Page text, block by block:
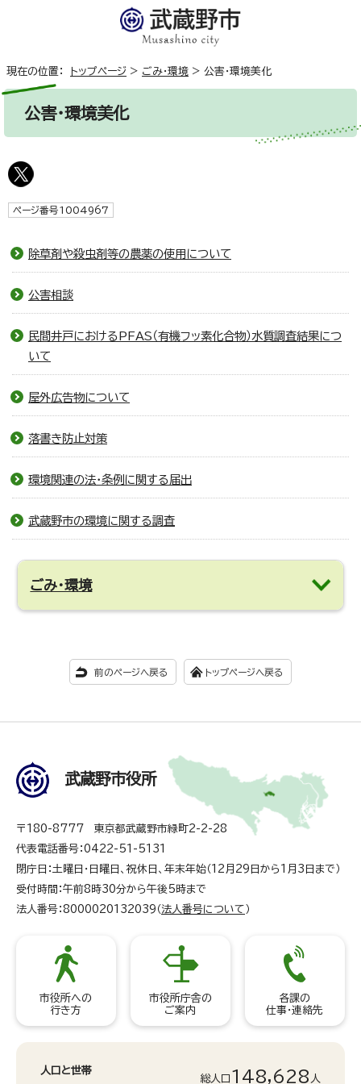
現在の位置： トップページ > ごみ・環境 > 公害・環境美化
公害・環境美化
ページ番号1004967
除草剤や殺虫剤等の農薬の使用について
公害相談
民間井戸におけるPFAS（有機フッ素化合物）水質調査結果につ
いて
屋外広告物について
落書き防止対策
環境関連の法・条例に関する届出
武蔵野市の環境に関する調査
ごみ・環境
前のページへ戻る トップページへ戻る
武蔵野市役所
〒180-8777 東京都武蔵野市緑町2-2-28
代表電話番号：0422-51-5131
閉庁日：土曜日・日曜日、祝休日、年末年始（12月29日から1月3日まで）
受付時間：午前8時30分から午後5時まで
法人番号：8000020132039（ 法人番号について ）
市役所への
行き方
市役所庁舎の
ご案内
各課の
仕事・連絡先
人口と世帯
総人口 148,628 人